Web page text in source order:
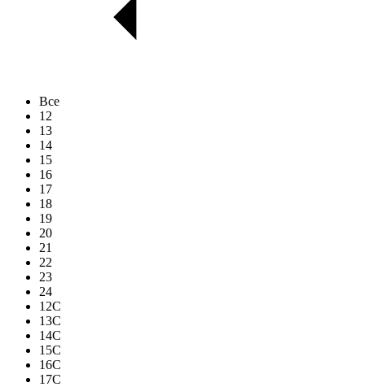
Все
12
13
14
15
16
17
18
19
20
21
22
23
24
12C
13C
14C
15C
16C
17C